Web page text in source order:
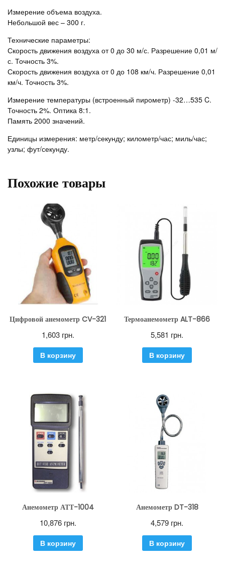
Измерение объема воздуха.
Небольшой вес – 300 г.
Технические параметры:
Скорость движения воздуха от 0 до 30 м/с. Разрешение 0,01 м/
с. Точность 3%.
Скорость движения воздуха от 0 до 108 км/ч. Разрешение 0,01
км/ч. Точность 3%.
Измерение температуры (встроенный пирометр) -32…535 C.
Точность 2%. Оптика 8:1.
Память 2000 значений.
Единицы измерения: метр/секунду; километр/час; миль/час;
узлы; фут/секунду.
Похожие товары
Цифровой анемометр CV-321
1,603 грн.
В корзину
Термоанемометр ALT-866
5,581 грн.
В корзину
Анемометр АТТ-1004
10,876 грн.
В корзину
Анемометр DT-318
4,579 грн.
В корзину